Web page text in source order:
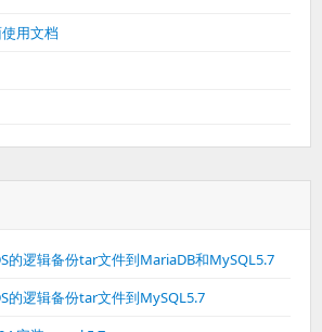
用文档
的逻辑备份tar文件到MariaDB和MySQL5.7
的逻辑备份tar文件到MySQL5.7